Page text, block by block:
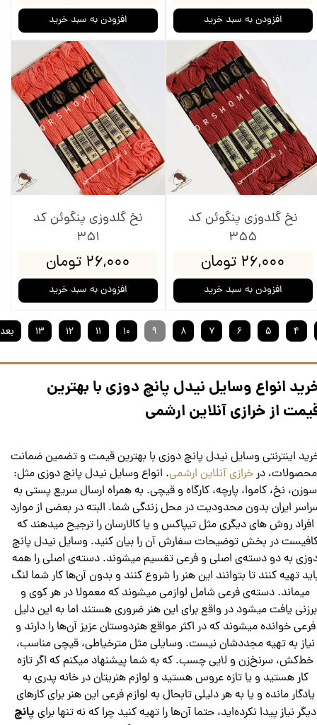
افزودن به سبد خرید افزودن به سبد خرید
نخ گلدوزی پنگوئن کد
355
۲۶,۰۰۰ تومان
افزودن به سبد خرید
نخ گلدوزی پنگوئن کد
351
۲۶,۰۰۰ تومان
افزودن به سبد خرید
۴ ۵ ۶ ۷ ۸ ۹ ۱۰ ۱۱ ۱۲ ۱۳
اینترنتی وسایل نیدل پانچ دوزی با بهترین قیمت و تضمین ضمانت
محصولات، درخرازی آنلاین ارشمی. انواع وسایل نیدل پانچ دوزی مثل:
سوزن، نخ، کاموا، پارچه، کارگاه و قیچی. به همراه ارسال سریع پستی به
ایران بدون محدودیت در محل زندگی شما. البته در بعضی از موارد
افراد روش های دیگری مثل تیپاکس و یا کالارسان را ترجیح میدهند که
در بخش توضیحات سفارش آن را بیان کنید. وسایل نیدل پانچ
به دو دسته‌ی اصلی و فرعی تقسیم میشوند. دسته‌ی اصلی را همه
تهیه کنند تا بتوانند این هنر را شروع کنند و بدون آن‌ها کار شما لنگ
میماند. دسته‌ی فرعی شامل لوازمی میشوند که معمولا در هر کوی و
برزنی یافت میشود در واقع برای این هنر ضروری هستند اما به این دلیل
فرعی خوانده میشوند که در اکثر مواقع هنردوستان عزیز آن‌ها را دارند و
نیاز به تهیه مجددشان نیست. وسایلی مثل مترخیاطی، قیچی مناسب،
خط‌کش، سرنخ‌زن و لایی چسب. که به شما پیشنهاد میکنم که اگر تازه
کار هستید و یا تازه عروس هستید و لوازم هنریتان در خانه پدری به
یادگار مانده و یا به هر دلیلی تابحال به لوازم فرعی این هنر برای کارهای
دیگر نیاز پیدا نکرده‌اید، حتما آن‌ها را تهیه کنید چرا که نه تنها برای پانچ
انواع وسایل نیدل پانچ دوزی با بهترین
از خرازی آنلاین ارشمی